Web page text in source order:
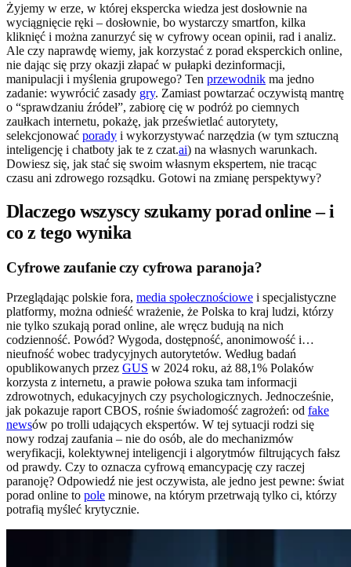
Żyjemy w erze, w której ekspercka wiedza jest dosłownie na
wyciągnięcie ręki – dosłownie, bo wystarczy smartfon, kilka
kliknięć i można zanurzyć się w cyfrowy ocean opinii, rad i analiz.
Ale czy naprawdę wiemy, jak korzystać z porad eksperckich online,
nie dając się przy okazji złapać w pułapki dezinformacji,
manipulacji i myślenia grupowego? Ten przewodnik ma jedno
zadanie: wywrócić zasady gry. Zamiast powtarzać oczywistą mantrę
o “sprawdzaniu źródeł”, zabiorę cię w podróż po ciemnych
zaułkach internetu, pokażę, jak prześwietlać autorytety,
selekcjonować porady i wykorzystywać narzędzia (w tym sztuczną
inteligencję i chatboty jak te z czat.ai) na własnych warunkach.
Dowiesz się, jak stać się swoim własnym ekspertem, nie tracąc
czasu ani zdrowego rozsądku. Gotowi na zmianę perspektywy?
Dlaczego wszyscy szukamy porad online – i
co z tego wynika
Cyfrowe zaufanie czy cyfrowa paranoja?
Przeglądając polskie fora, media społecznościowe i specjalistyczne
platformy, można odnieść wrażenie, że Polska to kraj ludzi, którzy
nie tylko szukają porad online, ale wręcz budują na nich
codzienność. Powód? Wygoda, dostępność, anonimowość i…
nieufność wobec tradycyjnych autorytetów. Według badań
opublikowanych przez GUS w 2024 roku, aż 88,1% Polaków
korzysta z internetu, a prawie połowa szuka tam informacji
zdrowotnych, edukacyjnych czy psychologicznych. Jednocześnie,
jak pokazuje raport CBOS, rośnie świadomość zagrożeń: od fake
newsów po trolli udających ekspertów. W tej sytuacji rodzi się
nowy rodzaj zaufania – nie do osób, ale do mechanizmów
weryfikacji, kolektywnej inteligencji i algorytmów filtrujących fałsz
od prawdy. Czy to oznacza cyfrową emancypację czy raczej
paranoję? Odpowiedź nie jest oczywista, ale jedno jest pewne: świat
porad online to pole minowe, na którym przetrwają tylko ci, którzy
potrafią myśleć krytycznie.